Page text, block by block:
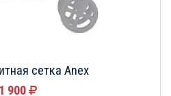
сетка Anex
1 900